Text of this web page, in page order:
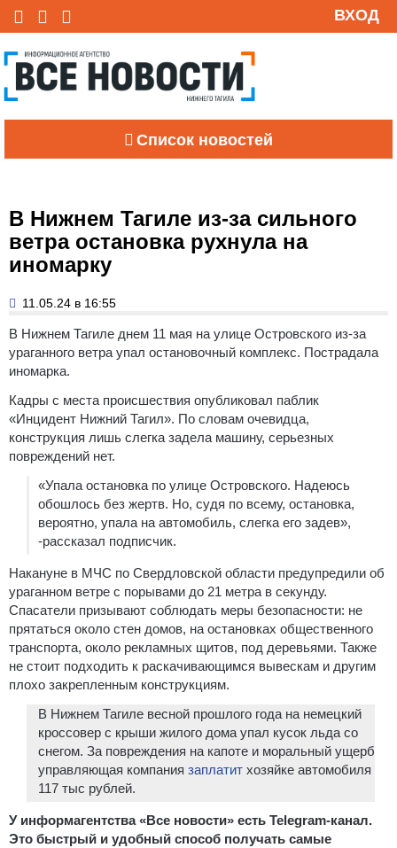
ВХОД
Список новостей
В Нижнем Тагиле из-за сильного
ветра остановка рухнула на
иномарку
11.05.24 в 16:55
В Нижнем Тагиле днем 11 мая на улице Островского из-за
ураганного ветра упал остановочный комплекс. Пострадала
иномарка.
Кадры с места происшествия опубликовал паблик
«Инцидент Нижний Тагил». По словам очевидца,
конструкция лишь слегка задела машину, серьезных
повреждений нет.
«Упала остановка по улице Островского. Надеюсь
обошлось без жертв. Но, судя по всему, остановка,
вероятно, упала на автомобиль, слегка его задев»,
-рассказал подписчик.
Накануне в МЧС по Свердловской области предупредили об
ураганном ветре с порывами до 21 метра в секунду.
Спасатели призывают соблюдать меры безопасности: не
прятаться около стен домов, на остановках общественного
транспорта, около рекламных щитов, под деревьями. Также
не стоит подходить к раскачивающимся вывескам и другим
плохо закрепленным конструкциям.
В Нижнем Тагиле весной прошлого года на немецкий
кроссовер с крыши жилого дома упал кусок льда со
снегом. За повреждения на капоте и моральный ущерб
управляющая компания заплатит хозяйке автомобиля
117 тыс рублей.
У информагентства «Все новости» есть Telegram-канал.
Это быстрый и удобный способ получать самые